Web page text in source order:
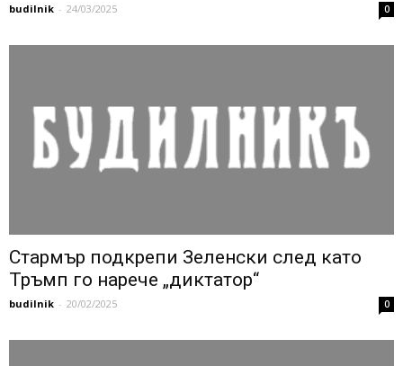
budilnik - 24/03/2025 0
Стармър подкрепи Зеленски след като
Тръмп го нарече „диктатор“
budilnik - 20/02/2025 0